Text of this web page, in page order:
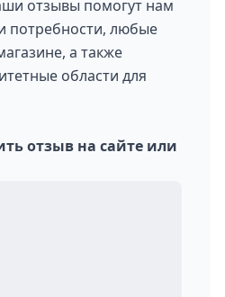
в Ленинградской области
раза за срок службы — на
формата.
отзывы помогут нам
потребности, любые
а также
области для
отзыв на сайте или